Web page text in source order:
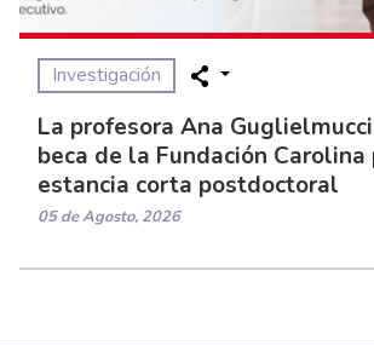
Investigación
La profesora Ana
beca de la Fundación Carolina
estancia corta postdoctoral
05 de Agosto, 2026